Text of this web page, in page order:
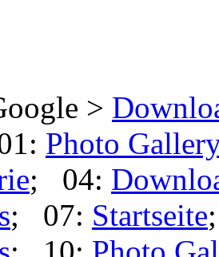
>
Photo
; 04:
; 07: Startseite